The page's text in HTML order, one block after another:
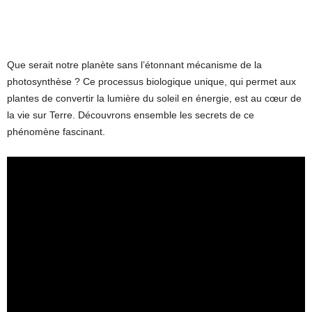
Que serait notre planète sans l’étonnant mécanisme de la
photosynthèse ? Ce processus biologique unique, qui permet aux
plantes de convertir la lumière du soleil en énergie, est au cœur de
la vie sur Terre. Découvrons ensemble les secrets de ce
phénomène fascinant.